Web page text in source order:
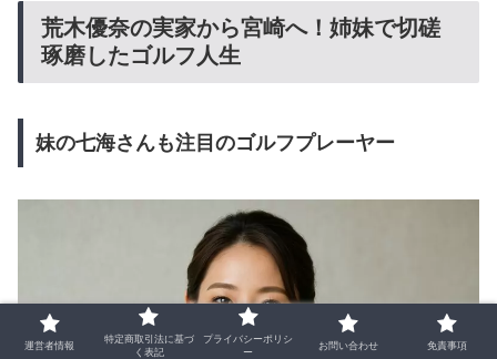
荒木優奈の実家から宮崎へ！姉妹で切磋
琢磨したゴルフ人生
妹の七海さんも注目のゴルフプレーヤー
運営者情報
特定商取引法に基づ
く表記
プライバシーポリシ
ー
お問い合わせ 免責事項